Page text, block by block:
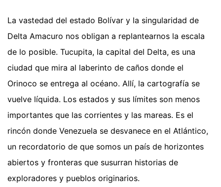
La vastedad del estado Bolívar y la singularidad de
Delta Amacuro nos obligan a replantearnos la escala
de lo posible. Tucupita, la capital del Delta, es una
ciudad que mira al laberinto de caños donde el
Orinoco se entrega al océano. Allí, la cartografía se
vuelve líquida. Los estados y sus límites son menos
importantes que las corrientes y las mareas. Es el
rincón donde Venezuela se desvanece en el Atlántico,
un recordatorio de que somos un país de horizontes
abiertos y fronteras que susurran historias de
exploradores y pueblos originarios.